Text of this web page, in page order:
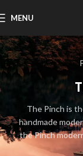
MENU
The Pinch is
handmade
the Pinch